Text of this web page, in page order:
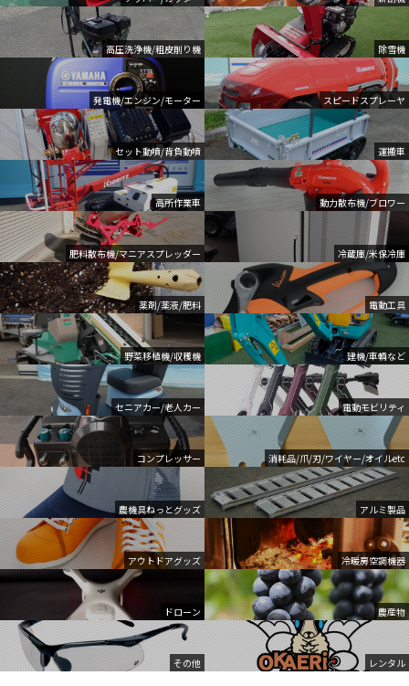
高圧洗浄機/粗皮削り機 除雪機
発電機/エンジン/モーター スピードスプレーヤ
セット動噴/背負動噴 運搬車
高所作業車 動力散布機/ブロワー
肥料散布機/マニアスプレッダー 冷蔵庫/米保冷庫
薬剤/薬液/肥料 電動工具
野菜移植機/収穫機 建機/車輌など
セニアカー/老人カー 電動モビリティ
コンプレッサー 消耗品/爪/刃/ワイヤー/オイルetc
農機具ねっとグッズ アルミ製品
アウトドアグッズ 冷暖房空調機器
ドローン 農産物
その他 レンタル